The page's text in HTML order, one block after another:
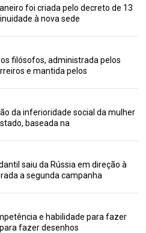
foi criada pelo decreto de 13
à nova sede
filósofos, administrada pelos
e mantida pelos
da inferioridade social da mulher
baseada na
saiu da Rússia em direção à
a segunda campanha
e habilidade para fazer
fazer desenhos